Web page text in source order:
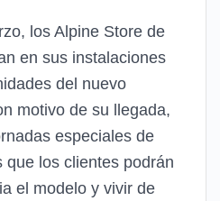
los Alpine Store de
en sus instalaciones
del nuevo
motivo de su llegada,
especiales de
que los clientes podrán
el modelo y vivir de